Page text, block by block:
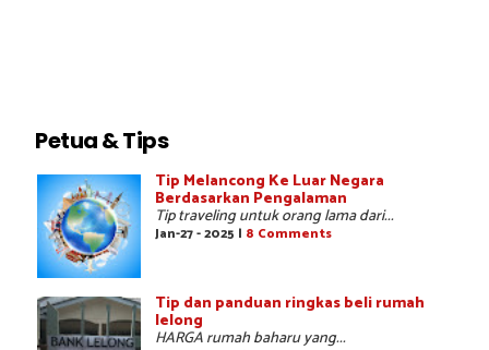
Petua & Tips
Tip Melancong Ke Luar Negara
Berdasarkan Pengalaman
Tip traveling untuk orang lama dari...
Jan-27 - 2025 | 8 Comments
Tip dan panduan ringkas beli rumah
lelong
HARGA rumah baharu yang...